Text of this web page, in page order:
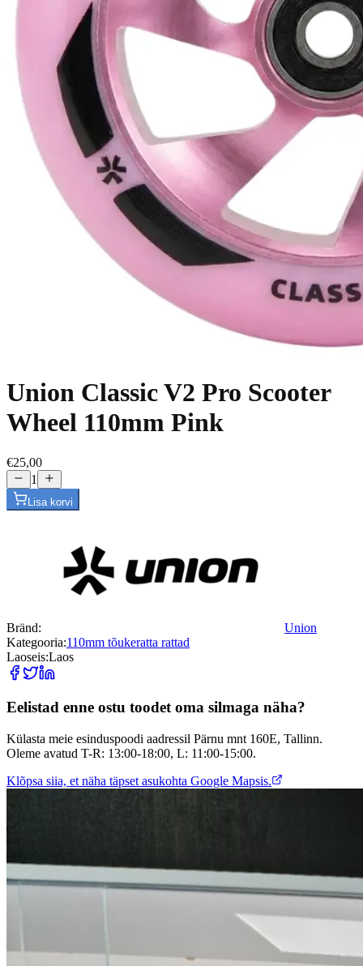
Union Classic V2 Pro Scooter
Wheel 110mm Pink
€25,00
1
Lisa korvi
Bränd:
Union
Kategooria:110mm tõukeratta rattad
Laoseis:Laos
Eelistad enne ostu toodet oma silmaga näha?
Külasta meie esinduspoodi aadressil Pärnu mnt 160E, Tallinn.
Oleme avatud T-R: 13:00-18:00, L: 11:00-15:00.
Klõpsa siia, et näha täpset asukohta Google Mapsis.